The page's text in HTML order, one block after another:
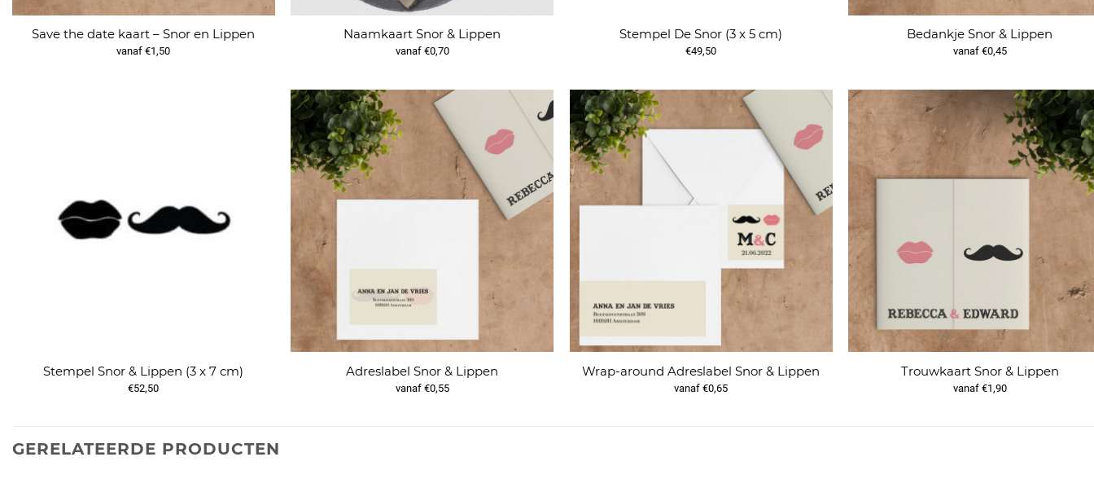
Save the date kaart – Snor en Lippen
vanaf €1,50
Naamkaart Snor & Lippen
vanaf €0,70
Stempel De Snor (3 x 5 cm)
€49,50
Bedankje Snor & Lippen
vanaf €0,45
Stempel Snor & Lippen (3 x 7 cm)
€52,50
Adreslabel Snor & Lippen
vanaf €0,55
Wrap-around Adreslabel Snor & Lippen
vanaf €0,65
Trouwkaart Snor & Lippen
vanaf €1,90
GERELATEERDE PRODUCTEN